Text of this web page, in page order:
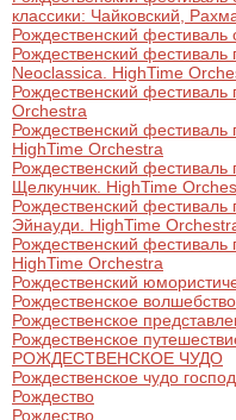
классики: Чайковский,
Рождественский
Рождественский
Neoclassica. HighTime
Рождественский
Orchestra
Рождественский
HighTime Orchestra
Рождественский
Щелкунчик. HighTime
Рождественский
Эйнауди. HighTime
Рождественский
HighTime Orchestra
Рождественский
Рождественское волшебство
Рождественское
Рождественское
РОЖДЕСТВЕНСКОЕ ЧУДО
Рождественское чудо
Рождество
Рождество